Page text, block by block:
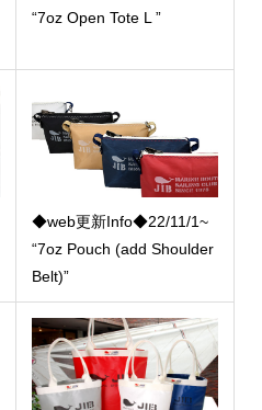
“7oz Open Tote L ”
◆web更新Info◆22/11/1~
“7oz Pouch (add Shoulder
Belt)”